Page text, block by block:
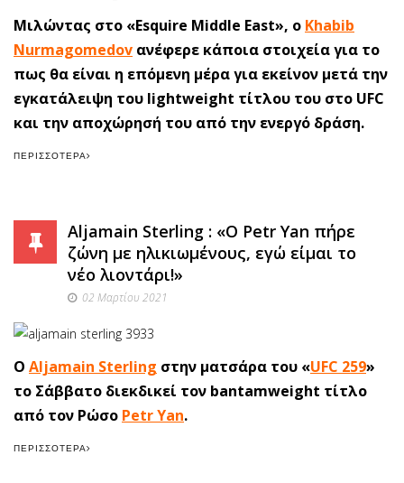
Μιλώντας στο «Esquire Middle East», ο Khabib
Nurmagomedov ανέφερε κάποια στοιχεία για το
πως θα είναι η επόμενη μέρα για εκείνον μετά την
εγκατάλειψη του lightweight τίτλου του στο UFC
και την αποχώρησή του από την ενεργό δράση.
ΠΕΡΙΣΣΌΤΕΡΑ
Aljamain Sterling : «Ο Petr Yan πήρε
ζώνη με ηλικιωμένους, εγώ είμαι το
νέο λιοντάρι!»
02 Μαρτίου 2021
Ο Aljamain Sterling στην ματσάρα του «UFC 259»
το Σάββατο διεκδικεί τον bantamweight τίτλο
από τον Ρώσο Petr Yan.
ΠΕΡΙΣΣΌΤΕΡΑ